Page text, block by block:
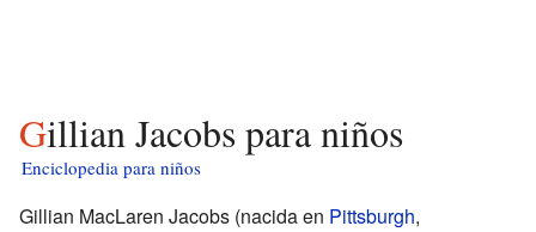
Gillian Jacobs para niños
Enciclopedia para niños
Gillian MacLaren Jacobs (nacida en Pittsburgh,